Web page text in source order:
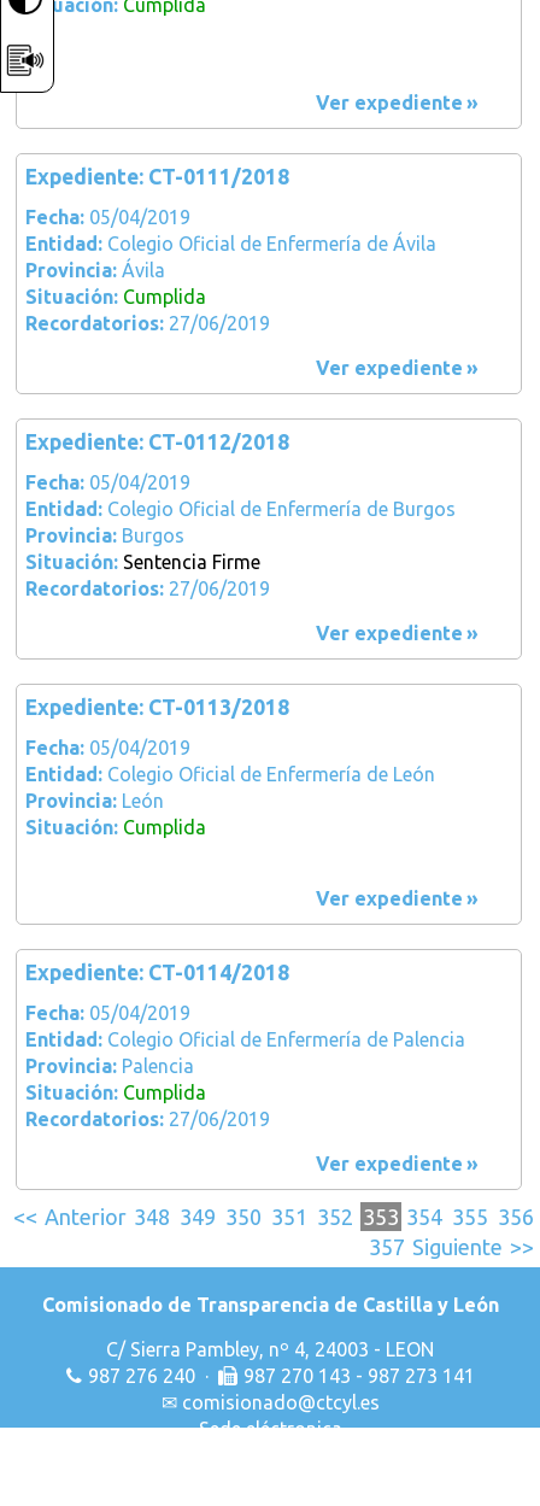
Situación: Cumplida
Ver expediente
Expediente: CT-0111/2018
Fecha: 05/04/2019
Entidad: Colegio Oficial de Enfermería de Ávila
Provincia: Ávila
Situación: Cumplida
Recordatorios: 27/06/2019
Ver expediente
Expediente: CT-0112/2018
Fecha: 05/04/2019
Entidad: Colegio Oficial de Enfermería de Burgos
Provincia: Burgos
Situación: Sentencia Firme
Recordatorios: 27/06/2019
Ver expediente
Expediente: CT-0113/2018
Fecha: 05/04/2019
Entidad: Colegio Oficial de Enfermería de León
Provincia: León
Situación: Cumplida
Ver expediente
Expediente: CT-0114/2018
Fecha: 05/04/2019
Entidad: Colegio Oficial de Enfermería de Palencia
Provincia: Palencia
Situación: Cumplida
Recordatorios: 27/06/2019
Ver expediente
<< Anterior 348 349 350 351 352 353 354 355 356
357 Siguiente >>
Comisionado de Transparencia de Castilla y León
C/ Sierra Pambley, nº 4, 24003 - LEON
987 276 240 ·
987 270 143 - 987 273 141
✉ comisionado@ctcyl.es
Sede eléctronica